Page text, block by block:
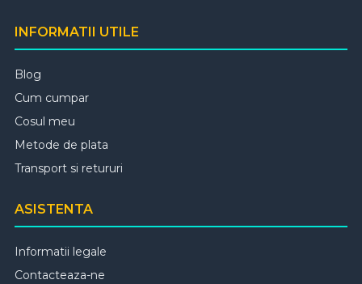
INFORMATII UTILE
Blog
Cum cumpar
Cosul meu
Metode de plata
Transport si retururi
ASISTENTA
Informatii legale
Contacteaza-ne